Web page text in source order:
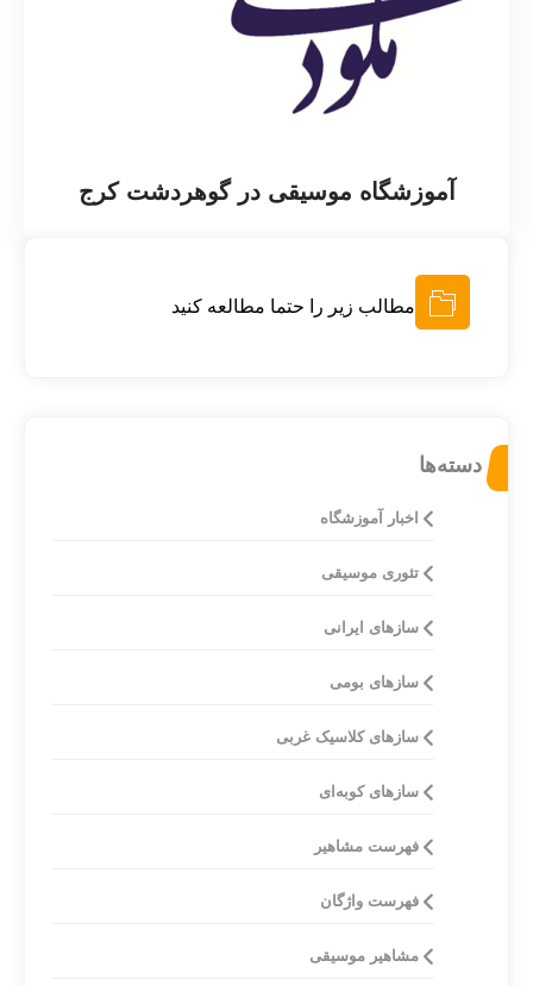
آموزشگاه موسیقی در گوهردشت کرج
مطالب زیر را حتما مطالعه کنید
دسته‌ها
اخبار آموزشگاه
تئوری موسیقی
ساز‌های ایرانی
سازهای بومی
ساز‌های کلاسیک غربی
سازهای کوبه‌ای
فهرست مشاهیر
فهرست واژگان
مشاهیر موسیقی